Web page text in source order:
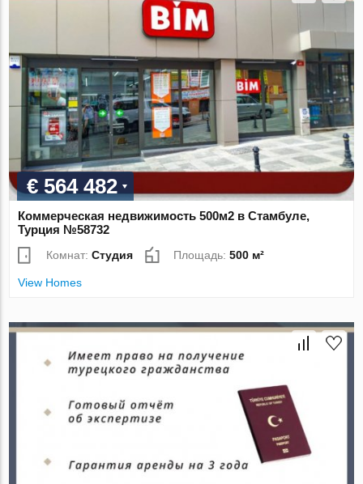
€ 564 482
Коммерческая недвижимость 500м2 в Стамбуле,
Турция №58732
Комнат:Студия Площадь:500 м²
View Homes